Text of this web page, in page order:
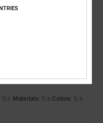
ben imballato, tutto a posto.
5/5 Materiale: 5 /5 Colore: 5/5